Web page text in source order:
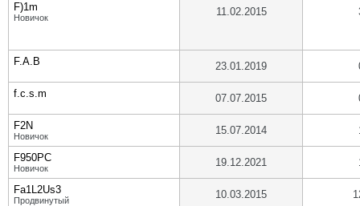
F)1m
Новичок 11.02.2015
F.A.B 23.01.2019
f.c.s.m 07.07.2015
F2N
Новичок 15.07.2014
F950PC
Новичок 19.12.2021
Fa1L2Us3
Продвинутый 10.03.2015